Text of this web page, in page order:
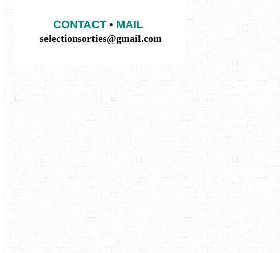
CONTACT• MAIL
selectionsorties@gmail.com